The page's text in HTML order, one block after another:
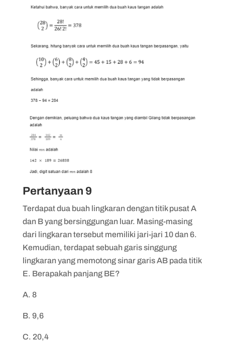
Pertanyaan 9
Terdapat dua buah lingkaran dengan titik pusat A
dan B yang bersinggungan luar. Masing-masing
dari lingkaran tersebut memiliki jari-jari 10 dan 6.
Kemudian, terdapat sebuah garis singgung
lingkaran yang memotong sinar garis AB pada titik
E. Berapakah panjang BE?
A. 8
B. 9,6
C. 20,4